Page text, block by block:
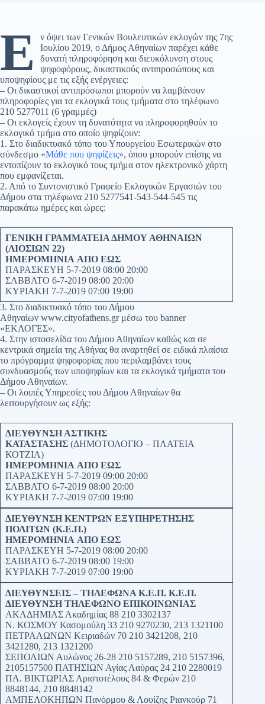
Ε
ν όψει των Γενικών Βουλευτικών εκλογών της 7ης
Ιουλίου 2019, ο Δήμος Αθηναίων παρέχει κάθε
δυνατή πληροφόρηση και διευκόλυνση στους
ψηφοφόρους, δικαστικούς αντιπροσώπους και
υποψηφίους με τις εξής ενέργειες:
– Οι δικαστικοί αντιπρόσωποι μπορούν να λαμβάνουν
πληροφορίες για τα εκλογικά τους τμήματα στο τηλέφωνο
210 5277011 (6 γραμμές)
– Οι εκλογείς έχουν τη δυνατότητα να πληροφορηθούν το
εκλογικό τμήμα στο οποίο ψηφίζουν:
1. Στο διαδικτυακό τόπο του Υπουργείου Εσωτερικών στο
σύνδεσμο «Μάθε που ψηφίζεις», όπου μπορούν επίσης να
εντοπίζουν το εκλογικό τους τμήμα στον ηλεκτρονικό χάρτη
που εμφανίζεται.
2. Από το Συντονιστικό Γραφείο Εκλογικών Εργασιών του
Δήμου στα τηλέφωνα 210 5277541-543-544-545 τις
παρακάτω ημέρες και ώρες:
ΓΕΝΙΚΗ ΓΡΑΜΜΑΤΕΙΑ ΔΗΜΟΥ ΑΘΗΝΑΙΩΝ
(ΛΙΟΣΙΩΝ 22)
ΗΜΕΡΟΜΗΝΙΑ ΑΠΟ ΕΩΣ
ΠΑΡΑΣΚΕΥΗ 5-7-2019 08:00 20:00
ΣΑΒΒΑΤΟ 6-7-2019 08:00 20:00
ΚΥΡΙΑΚΗ 7-7-2019 07:00 19:00
3. Στο διαδικτυακό τόπο του Δήμου
Αθηναίων www.cityofathens.gr μέσω του banner
«ΕΚΛΟΓΕΣ».
4. Στην ιστοσελίδα του Δήμου Αθηναίων καθώς και σε
κεντρικά σημεία της Αθήνας θα αναρτηθεί σε ειδικά πλαίσια
το πρόγραμμα ψηφοφορίας που περιλαμβάνει τους
συνδυασμούς των υποψηφίων και τα εκλογικά τμήματα του
Δήμου Αθηναίων.
– Οι λοιπές Υπηρεσίες του Δήμου Αθηναίων θα
λειτουργήσουν ως εξής:
ΔΙΕΥΘΥΝΣΗ ΑΣΤΙΚΗΣ
ΚΑΤΑΣΤΑΣΗΣ (ΔΗΜΟΤΟΛΟΓΙΟ – ΠΛΑΤΕΙΑ
ΚΟΤΖΙΑ)
ΗΜΕΡΟΜΗΝΙΑ ΑΠΟ ΕΩΣ
ΠΑΡΑΣΚΕΥΗ 5-7-2019 09:00 20:00
ΣΑΒΒΑΤΟ 6-7-2019 08:00 20:00
ΚΥΡΙΑΚΗ 7-7-2019 07:00 19:00
ΔΙΕΥΘΥΝΣΗ ΚΕΝΤΡΩΝ ΕΞΥΠΗΡΕΤΗΣΗΣ
ΠΟΛΙΤΩΝ (Κ.Ε.Π.)
ΗΜΕΡΟΜΗΝΙΑ ΑΠΟ ΕΩΣ
ΠΑΡΑΣΚΕΥΗ 5-7-2019 08:00 20:00
ΣΑΒΒΑΤΟ 6-7-2019 08:00 19:00
ΚΥΡΙΑΚΗ 7-7-2019 07:00 19:00
ΔΙΕΥΘΥΝΣΕΙΣ – ΤΗΛΕΦΩΝΑ Κ.Ε.Π. Κ.Ε.Π.
ΔΙΕΥΘΥΝΣΗ ΤΗΛΕΦΩΝΟ ΕΠΙΚΟΙΝΩΝΙΑΣ
ΑΚΑΔΗΜΙΑΣ Ακαδημίας 88 210 3302137
Ν. ΚΟΣΜΟΥ Κασομούλη 33 210 9270230, 213 1321100
ΠΕΤΡΑΛΩΝΩΝ Κειριαδών 70 210 3421208, 210
3421280, 213 1321200
ΣΕΠΟΛΙΩΝ Αυλώνος 26-28 210 5157289, 210 5157396,
2105157500 ΠΑΤΗΣΙΩΝ Αγίας Λαύρας 24 210 2280019
ΠΛ. ΒΙΚΤΩΡΙΑΣ Αριστοτέλους 84 & Φερών 210
8848144, 210 8848142
ΑΜΠΕΛΟΚΗΠΩΝ Πανόρμου & Λουίζης Ριανκούρ 71